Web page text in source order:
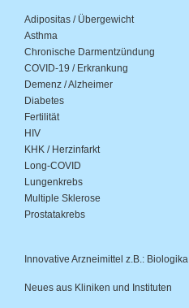
Adipositas / Übergewicht
Asthma
Chronische Darmentzündung
COVID-19 / Erkrankung
Demenz / Alzheimer
Diabetes
Fertilität
HIV
KHK / Herzinfarkt
Long-COVID
Lungenkrebs
Multiple Sklerose
Prostatakrebs
Innovative Arzneimittel z.B.: Biologika
Neues aus Kliniken und Instituten